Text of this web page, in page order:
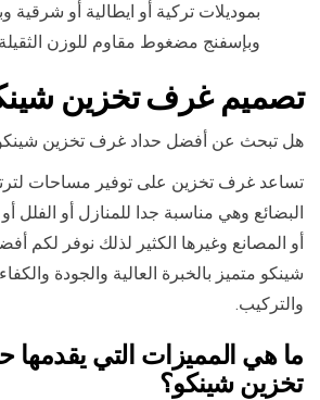
بموديلات تركية أو ايطالية أو شرقية
وبإسفنج مضغوط مقاوم للوزن
تصميم غرف تخزين
هل تبحث عن أفضل حداد غرف تخزين
تساعد غرف تخزين على توفير مساحات
البضائع وهي مناسبة جدا للمنازل أو الفلل
أو المصانع وغيرها الكثير لذلك نوفر لكم
شينكو متميز بالخبرة العالية والجودة
والتركيب.
ما هي المميزات التي
تخزين شينكو؟